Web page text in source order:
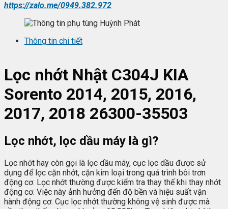
https://zalo.me/0949.382.972
Thông tin chi tiết
Lọc nhớt Nhật C304J KIA
Sorento 2014, 2015, 2016,
2017, 2018 26300-35503
Lọc nhớt, lọc dầu máy là gì?
Lọc nhớt hay còn gọi là lọc dầu máy, cục lọc dầu được sử
dụng để lọc cặn nhớt, cặn kim loại trong quá trình bôi trơn
động cơ. Lọc nhớt thường được kiểm tra thay thế khi thay nhớt
động cơ. Việc này ảnh hưởng đến độ bền và hiệu suất vận
hành động cơ. Cục lọc nhớt thường không vệ sinh được mà